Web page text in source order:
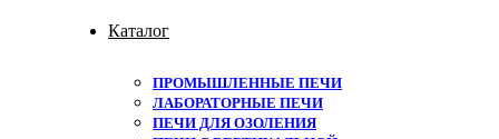
Каталог
ПРОМЫШЛЕННЫЕ ПЕЧИ
ЛАБОРАТОРНЫЕ ПЕЧИ
ПЕЧИ ДЛЯ ОЗОЛЕНИЯ